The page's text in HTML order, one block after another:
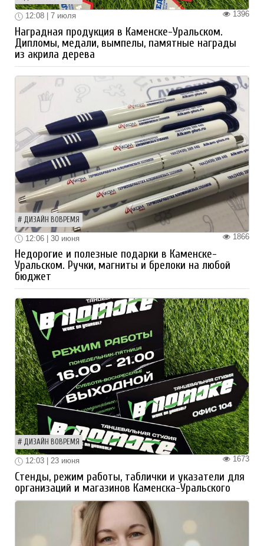
1396
12:08 | 7 июля
Наградная продукция в Каменске-Уральском.
Дипломы, медали, вымпелы, памятные награды
из акрила дерева
ДИЗАЙН ВОВРЕМЯ
1866
12:06 | 30 июня
Недорогие и полезные подарки в Каменске-
Уральском. Ручки, магниты и брелоки на любой
бюджет
ДИЗАЙН ВОВРЕМЯ
1673
12:03 | 23 июня
Стенды, режим работы, таблички и указатели для
организаций и магазинов Каменска-Уральского